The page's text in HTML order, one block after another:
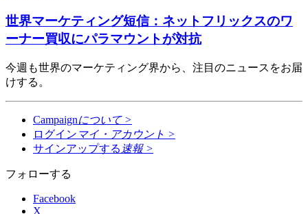
世界マーケティング短信：ネットフリックスのワ
ーナー買収にパラマウントが対抗
今週も世界のマーケティング界から、注目のニュースをお届
けする。
Campaignについて >
ログイン マイ・アカウント >
サインアップする 速報 >
フォローする
Facebook
X